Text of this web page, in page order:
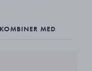
KOMBINER MED